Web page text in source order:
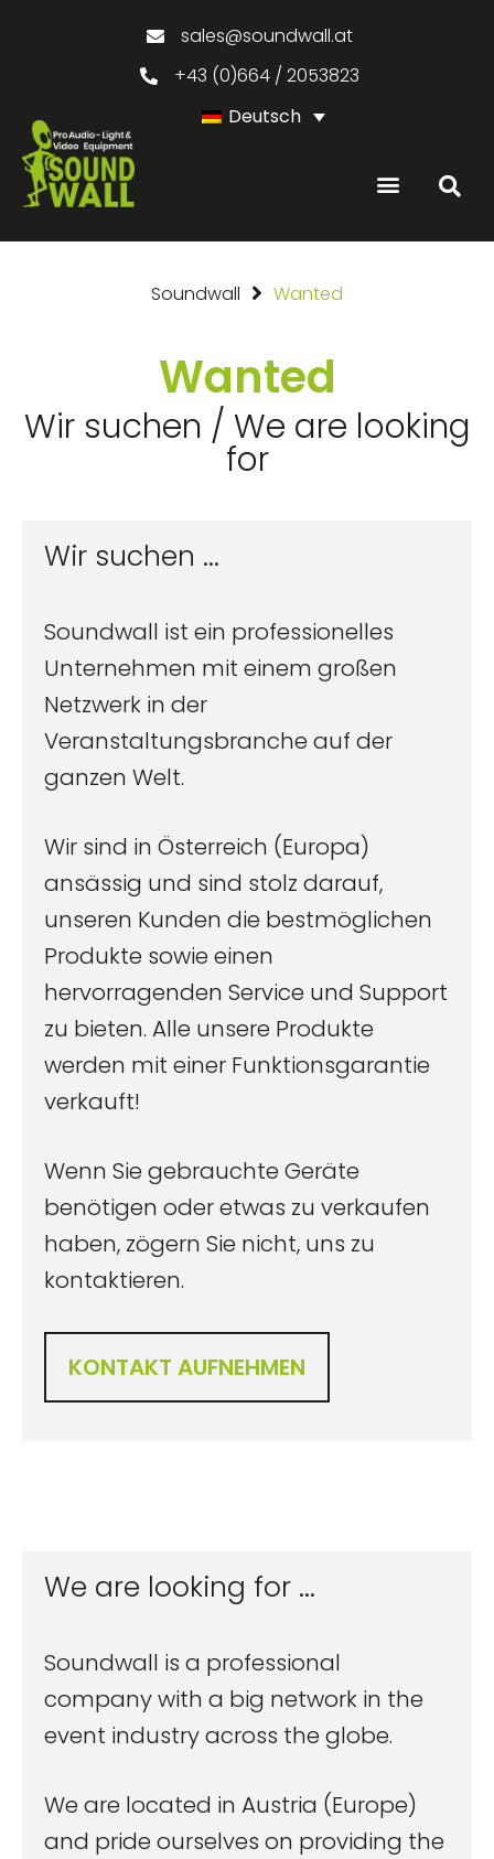
sales@soundwall.at
+43 (0)664 / 2053823
Deutsch
Soundwall Wanted
Wanted
Wir suchen / We are looking
for
Wir suchen ...
Soundwall ist ein professionelles
Unternehmen mit einem großen
Netzwerk in der
Veranstaltungsbranche auf der
ganzen Welt.
Wir sind in Österreich (Europa)
ansässig und sind stolz darauf,
unseren Kunden die bestmöglichen
Produkte sowie einen
hervorragenden Service und Support
zu bieten. Alle unsere Produkte
werden mit einer Funktionsgarantie
verkauft!
Wenn Sie gebrauchte Geräte
benötigen oder etwas zu verkaufen
haben, zögern Sie nicht, uns zu
kontaktieren.
KONTAKT AUFNEHMEN
We are looking for​ ...
Soundwall is a professional
company with a big network in the
event industry across the globe.
We are located in Austria (Europe)
and pride ourselves on providing the